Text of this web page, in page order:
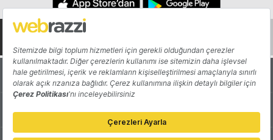
Hakkında Yazarlar
Katkıda Bulun Reklam